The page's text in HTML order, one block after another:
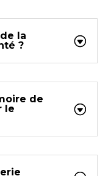
la
?
de
le